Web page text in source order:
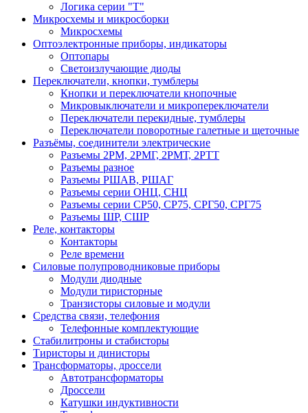
Логика серии "Т"
Микросхемы и микросборки
Микросхемы
Оптоэлектронные приборы, индикаторы
Оптопары
Светоизлучающие диоды
Переключатели, кнопки, тумблеры
Кнопки и переключатели кнопочные
Микровыключатели и микропереключатели
Переключатели перекидные, тумблеры
Переключатели поворотные галетные и щеточные
Разъёмы, соединители электрические
Разъемы 2РМ, 2РМГ, 2РМТ, 2РТТ
Разъемы разное
Разъемы РШАВ, РШАГ
Разъемы серии ОНЦ, СНЦ
Разъемы серии СР50, СР75, СРГ50, СРГ75
Разъемы ШР, СШР
Реле, контакторы
Контакторы
Реле времени
Силовые полупроводниковые приборы
Модули диодные
Модули тиристорные
Транзисторы силовые и модули
Средства связи, телефония
Телефонные комплектующие
Стабилитроны и стабисторы
Тиристоры и динисторы
Трансформаторы, дроссели
Автотрансформаторы
Дроссели
Катушки индуктивности